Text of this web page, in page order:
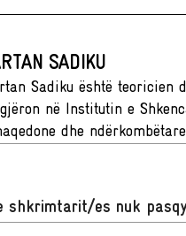
SADIKU
Sadiku është teoricien
në Institutin e
dhe
shkrimtarit/es nuk